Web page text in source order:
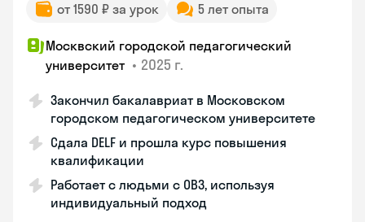
от 1590 ₽ за урок 5 лет опыта
Москвский городской педагогический
университет • 2025 г.
Закончил бакалавриат в Московском
городском педагогическом университете
Сдала DELF и прошла курс повышения
квалификации
Работает с людьми с ОВЗ, используя
индивидуальный подход